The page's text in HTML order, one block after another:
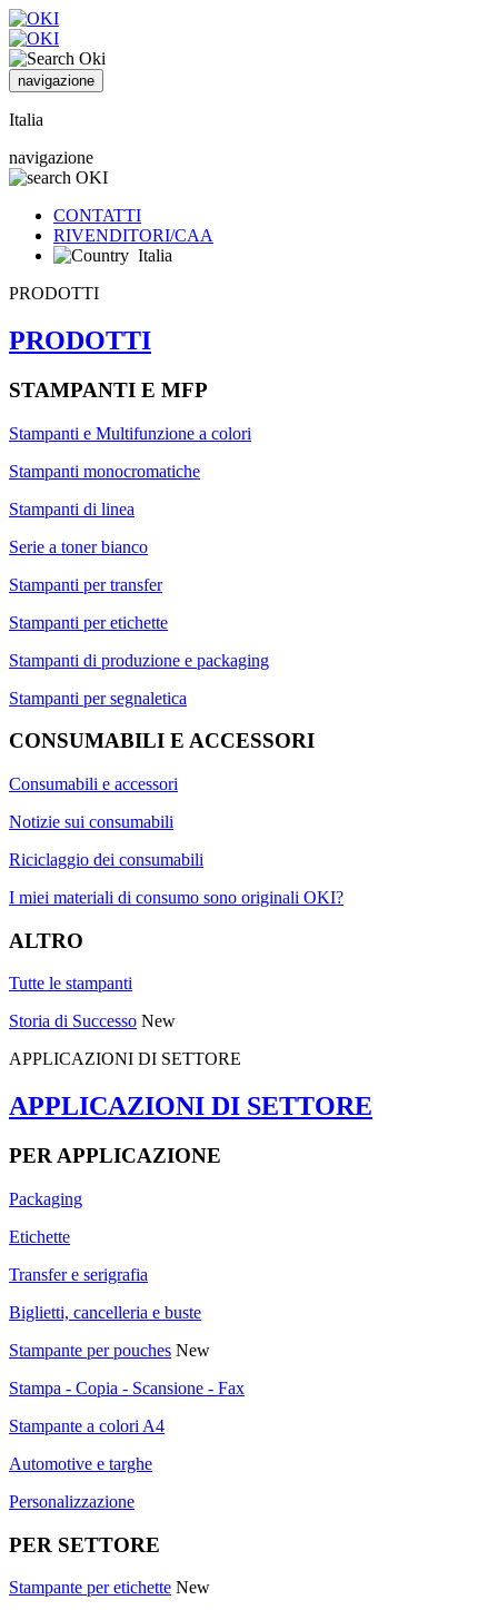
navigazione
Italia
navigazione
CONTATTI
RIVENDITORI/CAA
Italia
PRODOTTI
PRODOTTI
STAMPANTI E MFP
Stampanti e Multifunzione a colori
Stampanti monocromatiche
Stampanti di linea
Serie a toner bianco
Stampanti per transfer
Stampanti per etichette
Stampanti di produzione e packaging
Stampanti per segnaletica
CONSUMABILI E ACCESSORI
Consumabili e accessori
Notizie sui consumabili
Riciclaggio dei consumabili
I miei materiali di consumo sono originali OKI?
ALTRO
Tutte le stampanti
Storia di Successo New
APPLICAZIONI DI SETTORE
APPLICAZIONI DI SETTORE
PER APPLICAZIONE
Packaging
Etichette
Transfer e serigrafia
Biglietti, cancelleria e buste
Stampante per pouches New
Stampa - Copia - Scansione - Fax
Stampante a colori A4
Automotive e targhe
Personalizzazione
PER SETTORE
Stampante per etichette New